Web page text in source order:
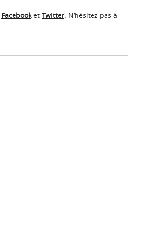
Facebooket Twitter. N’hésitez pas à